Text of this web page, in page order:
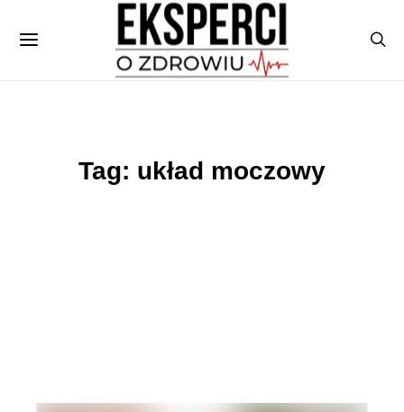
Tag: układ moczowy